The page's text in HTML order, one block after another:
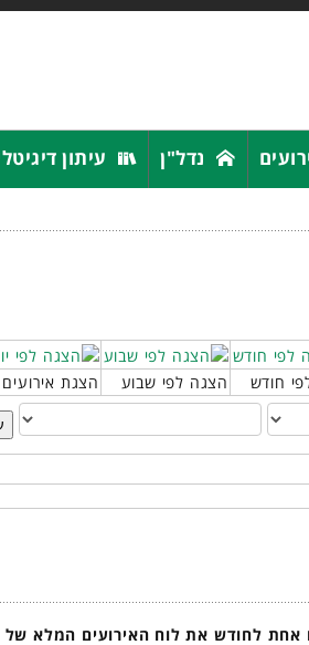
נדל"ן עיתון
חודש הצגה לפי שבוע הצגת אירועים
אחת לחודש את לוח האירועים המלא